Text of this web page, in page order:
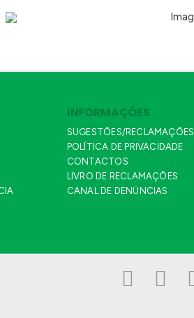
INFORMAÇÕES
SUGESTÕES/RECLAMAÇÕES
POLÍTICA DE PRIVACIDADE
CONTACTOS
LIVRO DE RECLAMAÇÕES
CANAL DE DENÚNCIAS